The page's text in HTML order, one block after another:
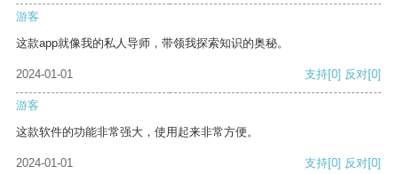
游客
这款app就像我的私人导师，带领我探索知识的奥秘。
2024-01-01 支持[0] 反对[0]
游客
这款软件的功能非常强大，使用起来非常方便。
2024-01-01 支持[0] 反对[0]